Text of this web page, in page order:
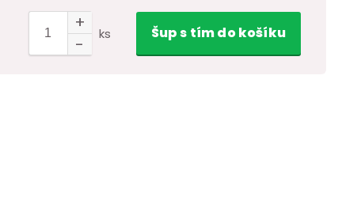
ks Šups tímdo košíku